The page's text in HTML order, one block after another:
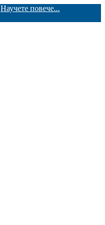
Научете повече...